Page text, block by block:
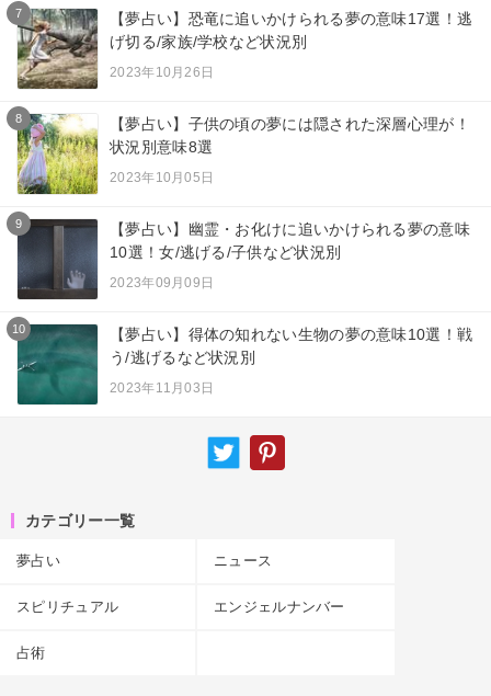
7
【夢占い】恐竜に追いかけられる夢の意味17選！逃
げ切る/家族/学校など状況別
2023年10月26日
8
【夢占い】子供の頃の夢には隠された深層心理が！
状況別意味8選
2023年10月05日
9
【夢占い】幽霊・お化けに追いかけられる夢の意味
10選！女/逃げる/子供など状況別
2023年09月09日
10
【夢占い】得体の知れない生物の夢の意味10選！戦
う/逃げるなど状況別
2023年11月03日
カテゴリー一覧
夢占い ニュース
スピリチュアル エンジェルナンバー
占術